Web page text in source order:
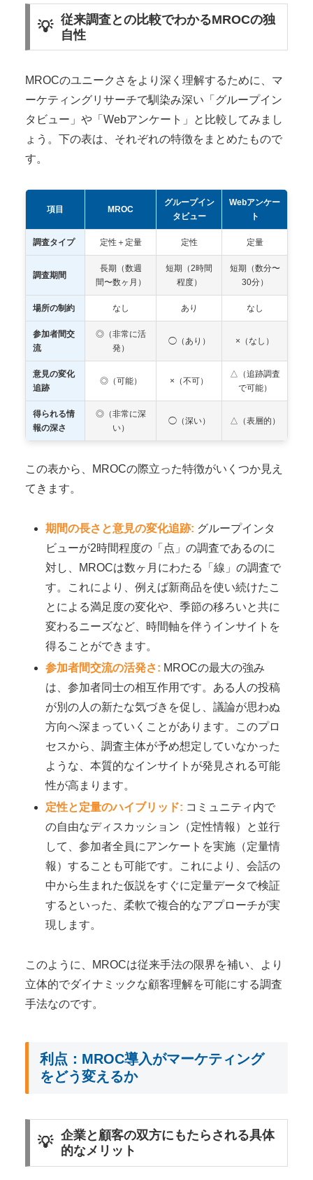
従来調査との比較でわかるMROCの独
自性
MROCのユニークさをより深く理解するために、マ
ーケティングリサーチで馴染み深い「グループイン
タビュー」や「Webアンケート」と比較してみまし
ょう。下の表は、それぞれの特徴をまとめたもので
す。
項目 MROC
グループイン
タビュー
Webアンケー
ト
調査タイプ 定性＋定量 定性 定量
調査期間
長期（数週
間〜数ヶ月）
短期（2時間
程度）
短期（数分〜
30分）
場所の制約 なし あり なし
参加者間交
流
◎（非常に活
発）
◯（あり） ×（なし）
意見の変化
追跡
◎（可能） ×（不可）
△（追跡調査
で可能）
得られる情
報の深さ
◎（非常に深
い）
◯（深い） △（表層的）
この表から、MROCの際立った特徴がいくつか見え
てきます。
期間の長さと意見の変化追跡: グループインタ
ビューが2時間程度の「点」の調査であるのに
対し、MROCは数ヶ月にわたる「線」の調査で
す。これにより、例えば新商品を使い続けたこ
とによる満足度の変化や、季節の移ろいと共に
変わるニーズなど、時間軸を伴うインサイトを
得ることができます。
参加者間交流の活発さ: MROCの最大の強み
は、参加者同士の相互作用です。ある人の投稿
が別の人の新たな気づきを促し、議論が思わぬ
方向へ深まっていくことがあります。このプロ
セスから、調査主体が予め想定していなかった
ような、本質的なインサイトが発見される可能
性が高まります。
定性と定量のハイブリッド: コミュニティ内で
の自由なディスカッション（定性情報）と並行
して、参加者全員にアンケートを実施（定量情
報）することも可能です。これにより、会話の
中から生まれた仮説をすぐに定量データで検証
するといった、柔軟で複合的なアプローチが実
現します。
このように、MROCは従来手法の限界を補い、より
立体的でダイナミックな顧客理解を可能にする調査
手法なのです。
利点：MROC導入がマーケティング
をどう変えるか
企業と顧客の双方にもたらされる具体
的なメリット